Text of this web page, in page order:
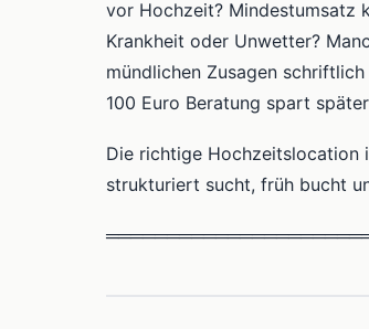
vor Hochzeit? Mindestumsatz
Krankheit oder Unwetter?
mündlichen Zusagen
100 Euro Beratung spart
Die richtige Hochzeitslocation
strukturiert sucht, früh bucht